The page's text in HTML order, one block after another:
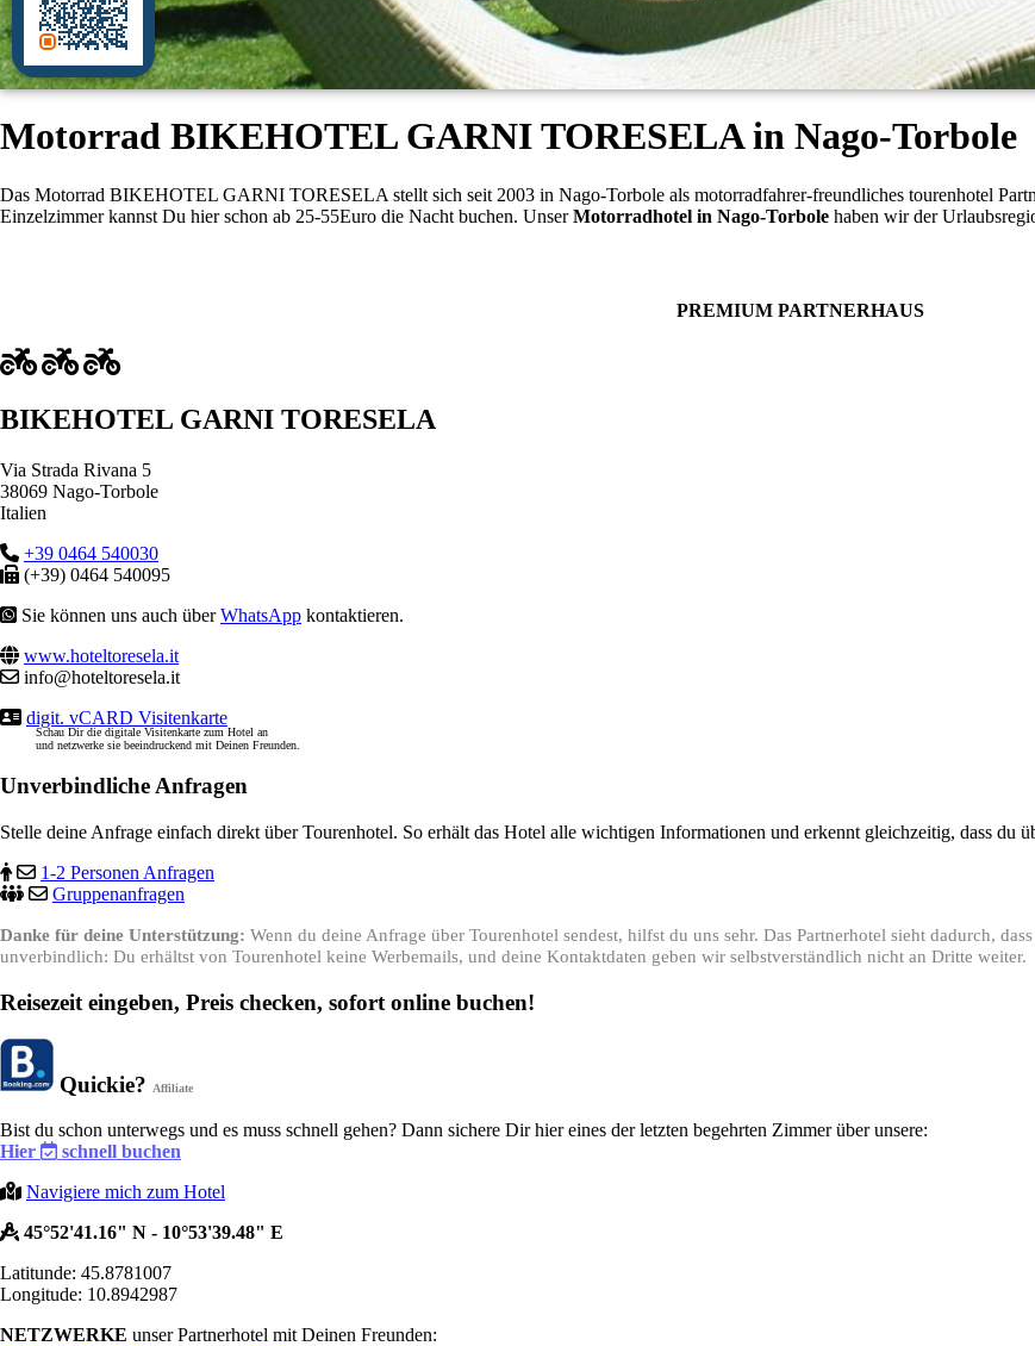
Motorrad BIKEHOTEL GARNI TORESELA in Nago-Torbole
Das Motorrad BIKEHOTEL GARNI TORESELA stellt sich seit 2003 in Nago-Torbole als motorradfahrer-freundliches tourenhotel
Einzelzimmer kannst Du hier schon ab 25-55Euro die Nacht buchen. UnserMotorradhotel in Nago-Torbole haben wir der
PREMIUM PARTNERHAUS
BIKEHOTEL GARNI TORESELA
Via Strada Rivana 5
38069 Nago-Torbole
Italien
+39 0464 540030
(+39) 0464 540095
Sie können uns auch überWhatsApp kontaktieren.
www.hoteltoresela.it
info@hoteltoresela.it
digit. vCARD Visitenkarte
Schau Dir die digitale Visitenkarte zum Hotel an
und netzwerke sie beeindruckend mit Deinen Freunden.
Unverbindliche Anfragen
Stelle deine Anfrage einfach direkt über Tourenhotel. So erhält das Hotel alle wichtigen Informationen und erkennt gleichzeitig, dass du
1-2 Personen Anfragen
Gruppenanfragen
Danke für deine Unterstützung: Wenn du deine Anfrage über Tourenhotel sendest, hilfst du uns sehr. Das Partnerhotel sieht dadurch,
unverbindlich: Du erhältst von Tourenhotel keine Werbemails, und deine Kontaktdaten geben wir selbstverständlich nicht an Dritte weiter.
Reisezeit eingeben, Preis checken, sofort online buchen!
Quickie? Affiliate
Bist du schon unterwegs und es muss schnell gehen? Dann sichere Dir hier eines der letzten begehrten Zimmer über unsere:
Hier
schnell buchen
Navigiere mich zum Hotel
45°52'41.16" N - 10°53'39.48" E
Latitunde: 45.8781007
Longitude: 10.8942987
NETZWERKE unser Partnerhotel mit Deinen Freunden: